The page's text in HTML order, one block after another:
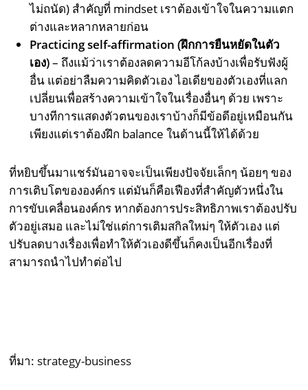
ไม่ถนัด) สำคัญที่ mindset เราต้องเข้าใจในความแตก
ต่างและหลากหลายก่อน
Practicing self-affirmation (ฝึกการยืนหยัดในตัว
เอง)– ถึงแม้ว่าเราต้องลดความอีโก้ลงบ้างเพื่อรับฟังผู้
อื่น แต่อย่าลืมความคิดตัวเอง ไอเดียของตัวเองที่แลก
เปลี่ยนเพื่อสร้างความเข้าใจในเรื่องอื่นๆ ด้วย เพราะ
บางทีการแสดงตัวตนของเราบ้างก็มีข้อดีอยู่เหมือนกัน
เพียงแต่เราต้องฝึก balance ในด้านนี้ให้ได้ด้วย
ที่หยิบขึ้นมาแชร์มันอาจจะเป็นเพียงปัจจัยเล็กๆ น้อยๆ ของ
การเติบโตขององค์กร แต่มันก็คือเฟืองที่สำคัญตัวหนึ่งใน
การขับเคลื่อนองค์กร หากต้องการประสิทธิภาพเราต้องปรับ
ตัวอยู่เสมอ และไม่ใช่แต่การเติมสกิลใหม่ๆ ให้ตัวเอง แต่
ปรับลดบางเรื่องเพื่อทำให้ตัวเองดีขึ้นก็คงเป็นอีกเรื่องที่
สามารถนำไปทำต่อไป
ที่มา: strategy-business